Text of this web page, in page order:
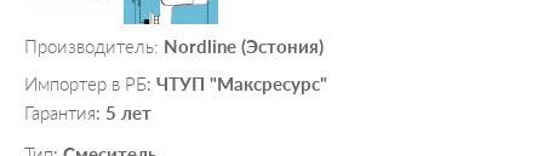
Производитель: Nordline (Эстония)
Импортер в РБ: ЧТУП "Максресурс"
Гарантия: 5 лет